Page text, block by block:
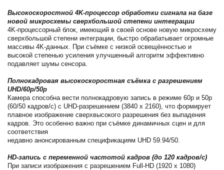
Высокоскоростной 4K-процессор обработки сигнала на базе
новой микросхемы сверхбольшой степени интеграции
4K-процессорный блок, имеющий в своей основе новую микросхему
сверхбольшой степени интеграции, быстро обрабатывает огромные
массивы 4K-данных. При съёмке с низкой освещённостью и
высокой степенью усиления улучшенный алгоритм эффективно
подавляет шумы сенсора.
Полнокадровая высокоскоростная съёмка с разрешением
UHD/60p/50p
Камера способна вести полнокадровую запись в режиме 60p и 50p
(60/50 кадров/с) с UHD-разрешением (3840 x 2160), что формирует
плавное изображение сверхвысокого разрешения без выпадения
кадров. Это особенно важно при съёмке динамичных сцен и для
соответствия
недавно анонсированным спецификациям UHD 59.94/50.
HD-запись с переменной частотой кадров (до 120 кадров/с)
При записи изображения с разрешением Full-HD (1920 x 1080)